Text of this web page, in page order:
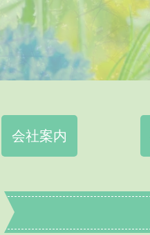
会社案内